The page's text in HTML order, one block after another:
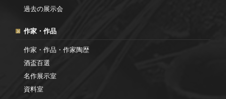
過去の展示会
作家・作品
作家・作品・作家陶歴
酒盃百選
名作展示室
資料室